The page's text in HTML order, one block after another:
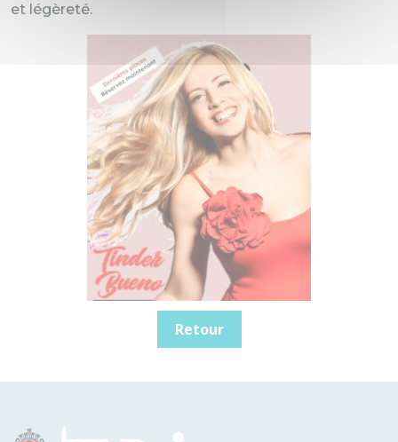
et légèreté.
Retour